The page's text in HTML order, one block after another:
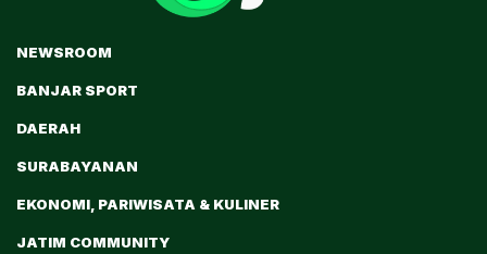
NEWSROOM
BANJAR SPORT
DAERAH
SURABAYANAN
EKONOMI, PARIWISATA & KULINER
JATIM COMMUNITY